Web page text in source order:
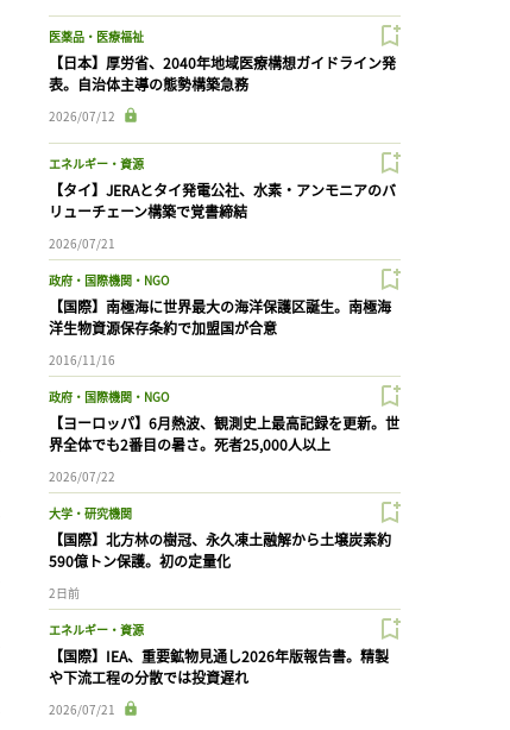
医薬品・医療福祉
【日本】厚労省、2040年地域医療構想ガイドライン発
表。自治体主導の態勢構築急務
2026/07/12
エネルギー・資源
【タイ】JERAとタイ発電公社、水素・アンモニアのバ
リューチェーン構築で覚書締結
2026/07/21
政府・国際機関・NGO
【国際】南極海に世界最大の海洋保護区誕生。南極海
洋生物資源保存条約で加盟国が合意
2016/11/16
政府・国際機関・NGO
【ヨーロッパ】6月熱波、観測史上最高記録を更新。世
界全体でも2番目の暑さ。死者25,000人以上
2026/07/22
大学・研究機関
【国際】北方林の樹冠、永久凍土融解から土壌炭素約
590億トン保護。初の定量化
2日前
エネルギー・資源
【国際】IEA、重要鉱物見通し2026年版報告書。精製
や下流工程の分散では投資遅れ
2026/07/21